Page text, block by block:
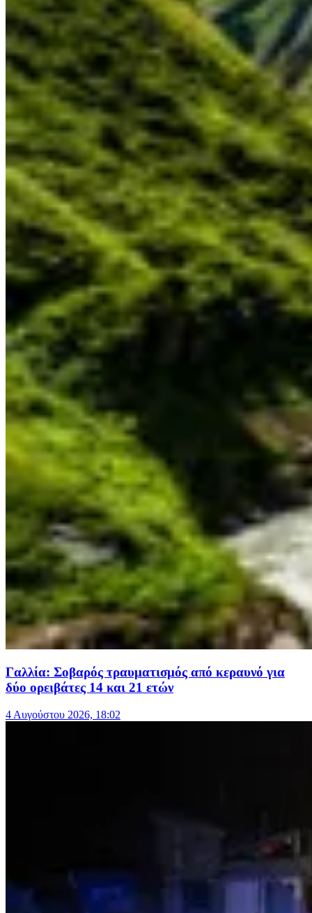
Γαλλία: Σοβαρός τραυματισμός από κεραυνό για
δύο ορειβάτες 14 και 21 ετών
4 Αυγούστου 2026, 18:02